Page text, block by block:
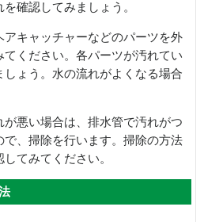
確認してみましょう。
キャッチャーなどのパーツを外
てください。各パーツが汚れてい
しょう。水の流れがよくなる場合
悪い場合は、排水管で汚れがつ
で、掃除を行います。掃除の方法
てみてください。